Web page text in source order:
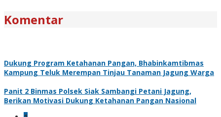
Komentar
Dukung Program Ketahanan Pangan, Bhabinkamtibmas
Kampung Teluk Merempan Tinjau Tanaman Jagung Warga
Panit 2 Binmas Polsek Siak Sambangi Petani Jagung,
Berikan Motivasi Dukung Ketahanan Pangan Nasional